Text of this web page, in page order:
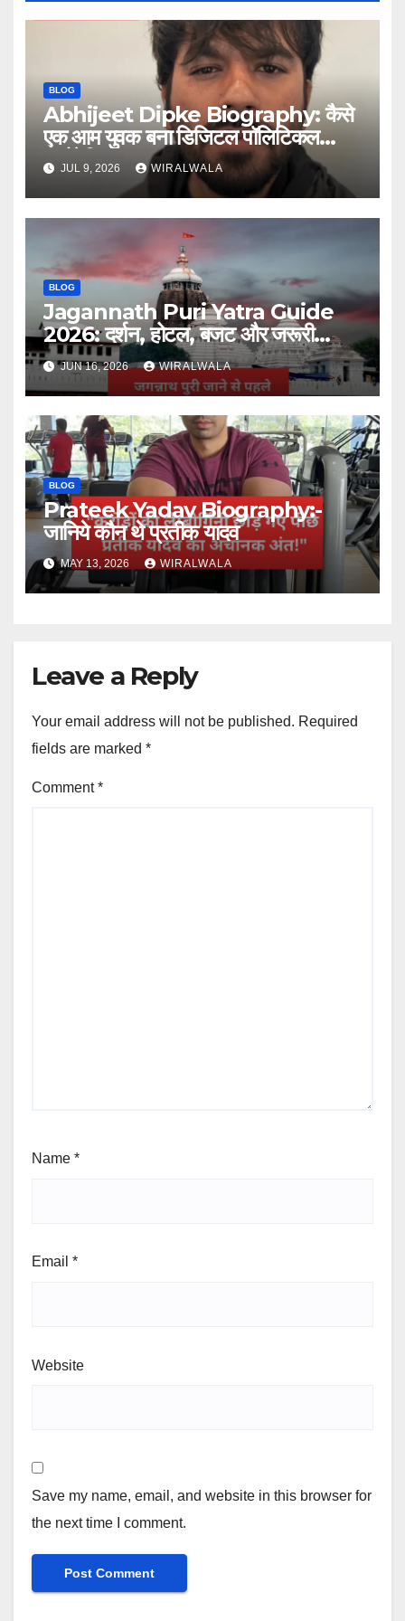
BLOG
Abhijeet Dipke Biography: कैसे
एक आम युवक बना डिजिटल पॉलिटिकल
स्ट्रैटेजिस्ट
JUL 9, 2026 WIRALWALA
BLOG
Jagannath Puri Yatra Guide
2026: दर्शन, होटल, बजट और जरूरी
जानकारी
JUN 16, 2026 WIRALWALA
BLOG
Prateek Yadav Biography:-
जानिये कौन थे प्रतीक यादव
MAY 13, 2026 WIRALWALA
Leave a Reply
Your email address will not be published. Required
fields are marked *
Comment*
Name *
Email *
Website
Save my name, email, and website in this browser for
the next time I comment.